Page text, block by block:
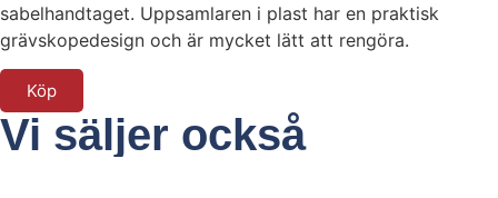
sabelhandtaget. Uppsamlaren i plast har en praktisk
grävskopedesign och är mycket lätt att rengöra.
Köp
Vi säljer också